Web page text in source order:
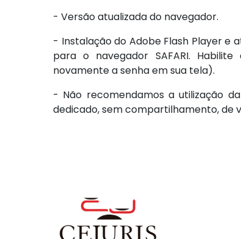
- Versão atualizada do navegador.
- Instalação do Adobe Flash Player e
para o navegador SAFARI.
novamente a senha em sua tela).
- Não recomendamos a utilização
dedicado, sem compartilhamento, de